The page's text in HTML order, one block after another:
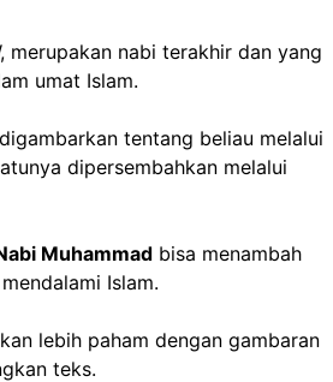
merupakan nabi terakhir dan yang
umat Islam.
tentang beliau melalui
dipersembahkan melalui
Muhammad bisa menambah
Islam.
lebih paham dengan gambaran
teks.